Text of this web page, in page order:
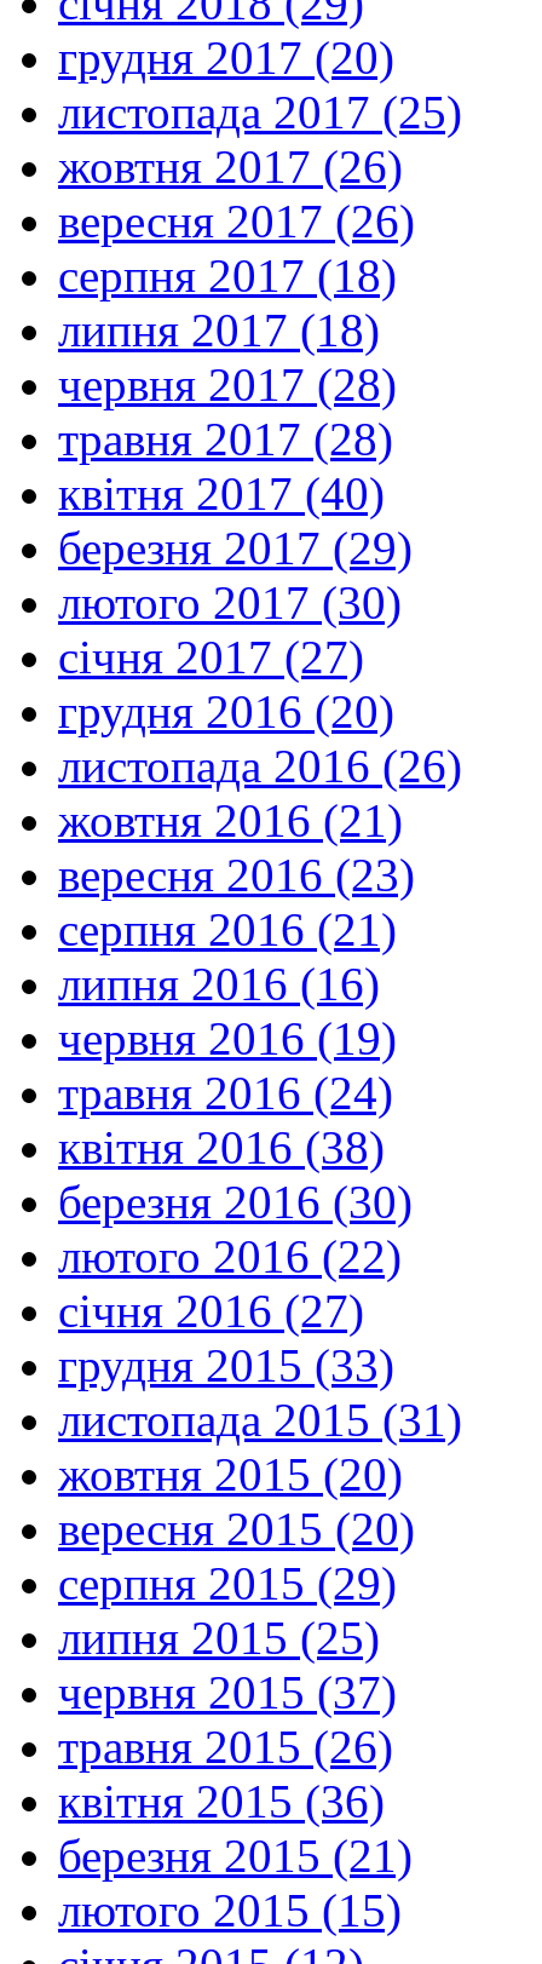
грудня 2017 (20)
листопада 2017 (25)
жовтня 2017 (26)
вересня 2017 (26)
серпня 2017 (18)
липня 2017 (18)
червня 2017 (28)
травня 2017 (28)
квітня 2017 (40)
березня 2017 (29)
лютого 2017 (30)
січня 2017 (27)
грудня 2016 (20)
листопада 2016 (26)
жовтня 2016 (21)
вересня 2016 (23)
серпня 2016 (21)
липня 2016 (16)
червня 2016 (19)
травня 2016 (24)
квітня 2016 (38)
березня 2016 (30)
лютого 2016 (22)
січня 2016 (27)
грудня 2015 (33)
листопада 2015 (31)
жовтня 2015 (20)
вересня 2015 (20)
серпня 2015 (29)
липня 2015 (25)
червня 2015 (37)
травня 2015 (26)
квітня 2015 (36)
березня 2015 (21)
лютого 2015 (15)